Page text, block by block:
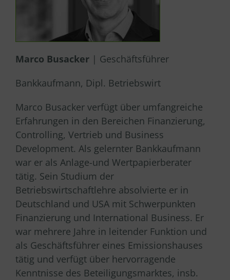
Marco Busacker | Geschäftsführer
Bankkaufmann, Dipl. Betriebswirt
Marco Busacker verfügt über umfangreiche
Erfahrungen in den Bereichen Finanzierung,
Controlling, Vertrieb und Business
Development. Als gelernter Bankkaufmann
war er als Anlage-und Wertpapierberater
tätig. Sein Studium der
Betriebswirtschaftlehre absolvierte er in
Deutschland und USA mit Schwerpunkten
Finanzierung und International Business. Er
war mehrere Jahre in leitender Funktion und
als Geschäftsführer eines Emissionshauses
tätig und verfügt über hervorragende
Kenntnisse des Beteiligungsmarktes, insb.